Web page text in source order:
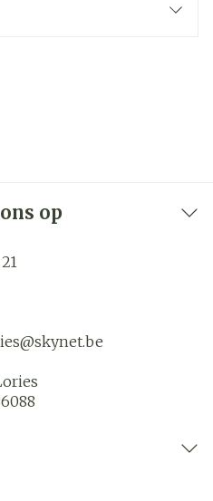
op
skynet.be